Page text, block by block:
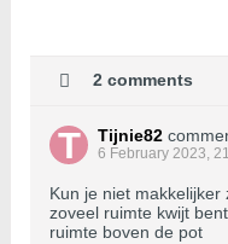
2 comments
Tijnie82
6 February 2023,
Kun je niet
zoveel ruimte kwijt
ruimte boven de pot